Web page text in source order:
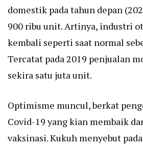
domestik pada tahun depan
900 ribu unit. Artinya, industri
kembali seperti saat normal
Tercatat pada 2019 penjualan
sekira satu juta unit.
Optimisme muncul, berkat
Covid-19 yang kian membaik
vaksinasi. Kukuh menyebut